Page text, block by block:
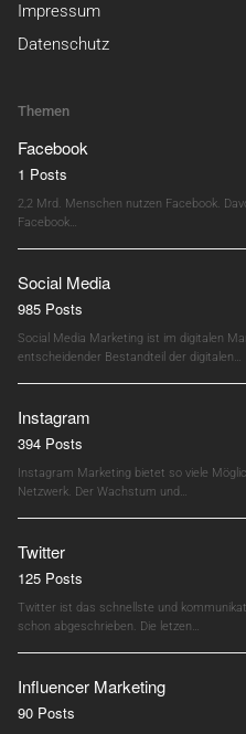
Impressum
Datenschutz
Themen
Facebook
1 Posts
2,2 Mrd. Menschen nutzen Facebook.
Facebook…
Social Media
985 Posts
Social Media Marketing ist im digitalen
entscheidender Bestandteil der digitalen…
Instagram
394 Posts
Instagram Marketing bietet so viele
Netzwerk. Der Wachstum und…
Twitter
125 Posts
Twitter ist das schnellste und
schon abgeschrieben. Die letzen…
Influencer Marketing
90 Posts